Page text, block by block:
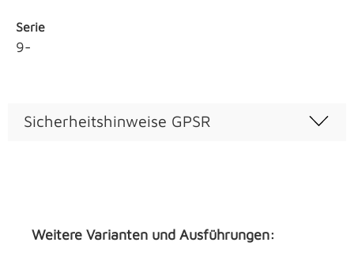
Serie
9-
Sicherheitshinweise GPSR
Weitere Varianten und Ausführungen: